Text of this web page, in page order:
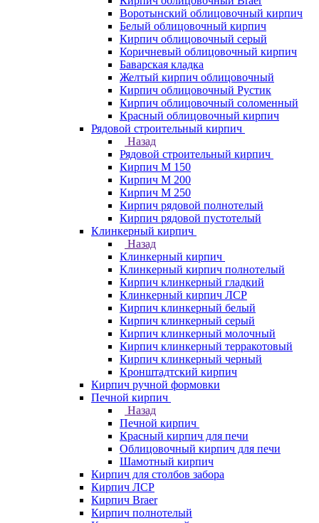
Воротынский облицовочный кирпич
Белый облицовочный кирпич
Кирпич облицовочный серый
Коричневый облицовочный кирпич
Баварская кладка
Желтый кирпич облицовочный
Кирпич облицовочный Рустик
Кирпич облицовочный соломенный
Красный облицовочный кирпич
Рядовой строительный кирпич
Назад
Рядовой строительный кирпич
Кирпич М 150
Кирпич М 200
Кирпич М 250
Кирпич рядовой полнотелый
Кирпич рядовой пустотелый
Клинкерный кирпич
Назад
Клинкерный кирпич
Клинкерный кирпич полнотелый
Кирпич клинкерный гладкий
Клинкерный кирпич ЛСР
Кирпич клинкерный белый
Кирпич клинкерный серый
Кирпич клинкерный молочный
Кирпич клинкерный терракотовый
Кирпич клинкерный черный
Кронштадтский кирпич
Кирпич ручной формовки
Печной кирпич
Назад
Печной кирпич
Красный кирпич для печи
Облицовочный кирпич для печи
Шамотный кирпич
Кирпич для столбов забора
Кирпич ЛСР
Кирпич Braer
Кирпич полнотелый